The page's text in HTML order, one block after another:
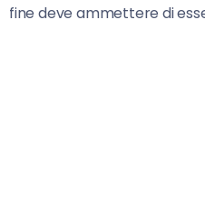
fine deve ammettere di